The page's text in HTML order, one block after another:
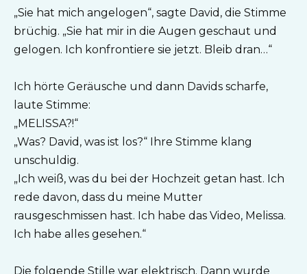
„Sie hat mich angelogen“, sagte David, die Stimme
brüchig. „Sie hat mir in die Augen geschaut und
gelogen. Ich konfrontiere sie jetzt. Bleib dran…“
Ich hörte Geräusche und dann Davids scharfe,
laute Stimme:
„MELISSA?!“
„Was? David, was ist los?“ Ihre Stimme klang
unschuldig.
„Ich weiß, was du bei der Hochzeit getan hast. Ich
rede davon, dass du meine Mutter
rausgeschmissen hast. Ich habe das Video, Melissa.
Ich habe alles gesehen.“
Die folgende Stille war elektrisch. Dann wurde